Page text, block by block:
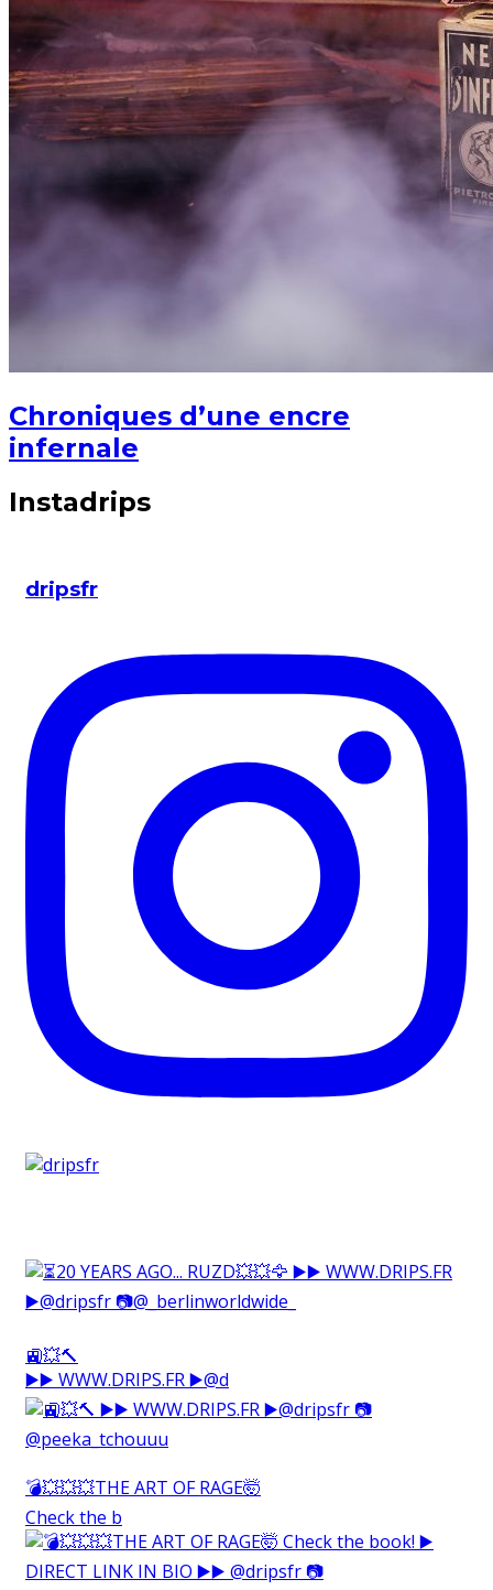
Chroniques d’une encre
infernale
Instadrips
dripsfr
🚉💥🔨⁠
▶️▶️ WWW.DRIPS.FR ▶️@d
💣💥💥💥THE ART OF RAGE🤯⁠
Check the b